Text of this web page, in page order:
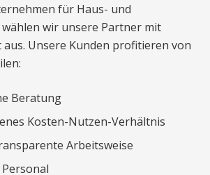
für Haus- und
wir unsere Partner mit
Unsere Kunden profitieren von
Beratung
Kosten-Nutzen-Verhältnis
Arbeitsweise